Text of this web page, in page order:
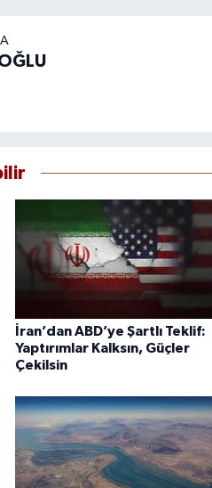
İran’dan ABD’ye Şartlı Teklif:
Yaptırımlar Kalksın, Güçler
Çekilsin